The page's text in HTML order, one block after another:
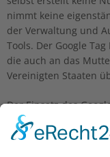
nimmt keine
der Verwaltung und
Tools. Der Google
die auch an das
Vereinigten Staaten
Der Einsatz des
von Art. 6 Abs. 1 lit. f
berechtigtes